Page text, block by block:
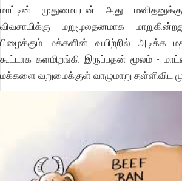
மாட்டின் முதுமையுடன் அது
விவசாயிக்கு மறுமூலதனமாக
பிழைக்கும் மக்களின் வயிற்றில் அடிக்க
கூட்டாக களமிறங்கி இருப்பதன் மூலம் -
மக்களை வறுமைக்குள் வாழுமாறு தள்ளிவிட